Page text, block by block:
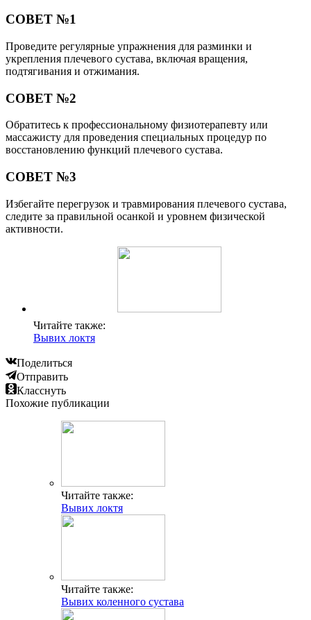
СОВЕТ №1
Проведите регулярные упражнения для разминки и
укрепления плечевого сустава, включая вращения,
подтягивания и отжимания.
СОВЕТ №2
Обратитесь к профессиональному физиотерапевту или
массажисту для проведения специальных процедур по
восстановлению функций плечевого сустава.
СОВЕТ №3
Избегайте перегрузок и травмирования плечевого сустава,
следите за правильной осанкой и уровнем физической
активности.
Читайте также:
Вывих локтя
Поделиться
Отправить
Класснуть
Похожие публикации
Читайте также:
Вывих локтя
Читайте также:
Вывих коленного сустава